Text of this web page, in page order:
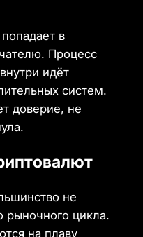
в
Процесс
идёт
систем.
доверие, не
не
рыночного цикла.
на плаву